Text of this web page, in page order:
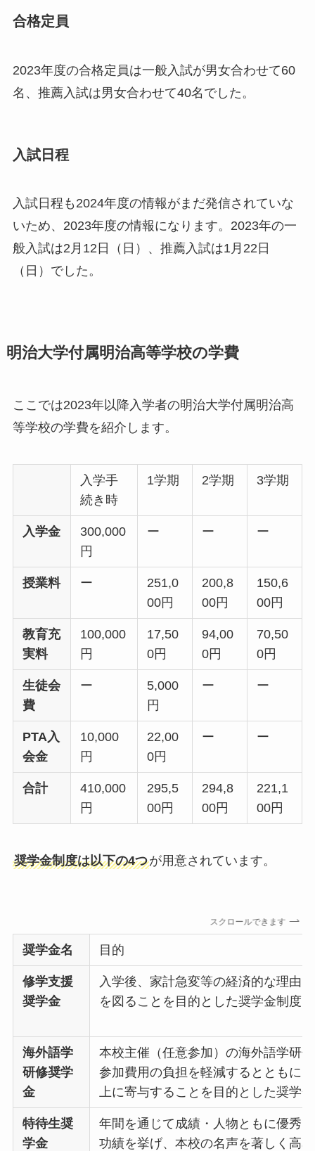
合格定員
2023年度の合格定員は一般入試が男女合わせて60
名、推薦入試は男女合わせて40名でした。
入試日程
入試日程も2024年度の情報がまだ発信されていな
いため、2023年度の情報になります。2023年の一
般入試は2月12日（日）、推薦入試は1月22日
（日）でした。
明治大学付属明治高等学校の学費
ここでは2023年以降入学者の明治大学付属明治高
等学校の学費を紹介します。
入学手
続き時
1学期 2学期 3学期
入学金
300,000
円
ー ー ー
授業料 ー
251,0
00円
200,8
00円
150,6
00円
教育充
実料
100,000
円
17,50
0円
94,00
0円
70,50
0円
生徒会
費
ー
5,000
円
ー ー
PTA入
会金
10,000
円
22,00
0円
ー ー
合計
410,000
円
295,5
00円
294,8
00円
221,1
00円
奨学金制度は以下の4つが用意されています。
スクロールできます
奨学金名 目的
修学支援
奨学金
入学後、家計急変等の経済的な理由
を図ることを目的とした奨学金制度。
海外語学
研修奨学
金
本校主催（任意参加）の海外語学研
参加費用の負担を軽減するとともに
上に寄与することを目的とした奨学
特待生奨
学金
年間を通じて成績・人物ともに優秀
功績を挙げ、本校の名声を著しく高